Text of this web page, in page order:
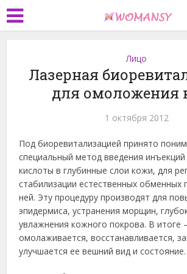
Лицо
Лазерная
для омоложения
1 октября 2012
Под биоревитализацией принято
специальный метод введения
кислоты в глубинные слои кожи, для
стабилизации естественных обменных
ней. Эту процедуру производят для
эпидермиса, устранения морщин,
увлажнения кожного покрова. В итоге
омолаживается, восстанавливается,
улучшается ее вешний вид и состояние.